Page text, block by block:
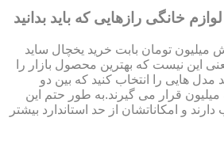
خانگی رازهایی که باید بدانید
میلیون تومان بابت خرید یخچال ساید
این نیست که بهترین محصول بازار را
مدل هایی را انتخاب کنید که بین دو
تا سه میلیون قرار می گیرند.به طور حتم این
و امکاناتشان از حد استاندارد بیشتر